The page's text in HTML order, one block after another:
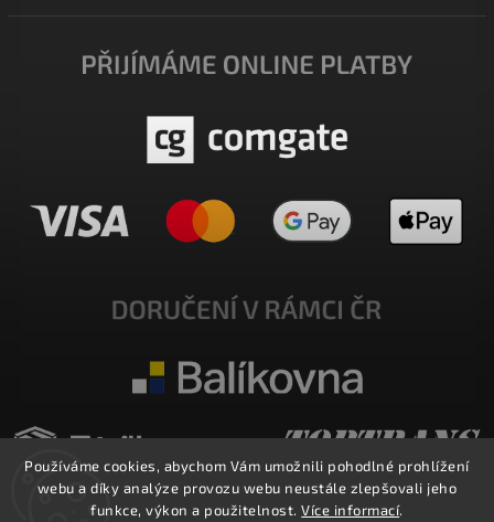
Používáme cookies, abychom Vám umožnili pohodlné prohlížení
webu a díky analýze provozu webu neustále zlepšovali jeho
funkce, výkon a použitelnost.Více informací.